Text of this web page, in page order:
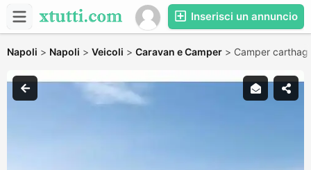
Inserisci un annuncio
Napoli > Napoli > Veicoli > Caravan e Camper > Camper